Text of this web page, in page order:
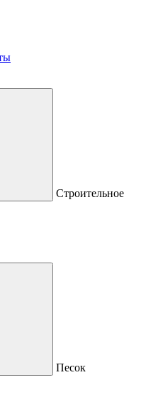
Строительное
Песок